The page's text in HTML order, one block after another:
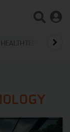
HEALTHTECH